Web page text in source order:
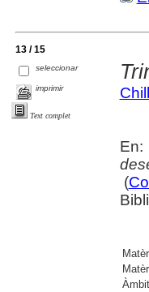
13 / 15
seleccionar
imprimir
Text complet
En:
(